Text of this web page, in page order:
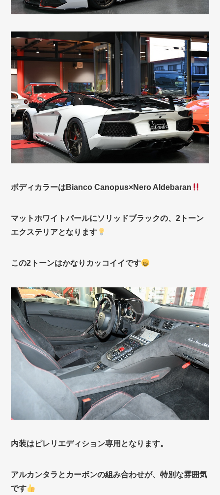
ボディカラーはBianco Canopus×Nero Aldebaran
マットホワイトパールにソリッドブラックの、2トーン
エクステリアとなります
この2トーンはかなりカッコイイです
内装はピレリエディション専用となります。
アルカンタラとカーボンの組み合わせが、特別な雰囲気
です